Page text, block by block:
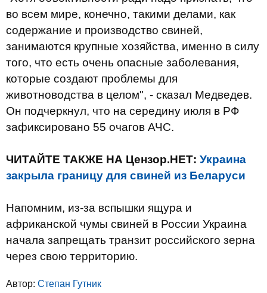
во всем мире, конечно, такими делами, как
содержание и производство свиней,
занимаются крупные хозяйства, именно в силу
того, что есть очень опасные заболевания,
которые создают проблемы для
животноводства в целом", - сказал Медведев.
Он подчеркнул, что на середину июля в РФ
зафиксировано 55 очагов АЧС.
ЧИТАЙТЕ ТАКЖЕ НА Цензор.НЕТ: Украина
закрыла границу для свиней из Беларуси
Напомним, из-за вспышки ящура и
африканской чумы свиней в России Украина
начала запрещать транзит российского зерна
через свою территорию.
Автор: Степан Гутник